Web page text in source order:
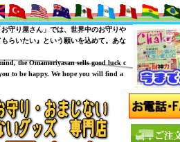
守り屋さん」では、世界中のお守りや
らいたい』という願いを込めて。あな
the Omamoriyasan sells good luck c
to be happy. We hope you will find a